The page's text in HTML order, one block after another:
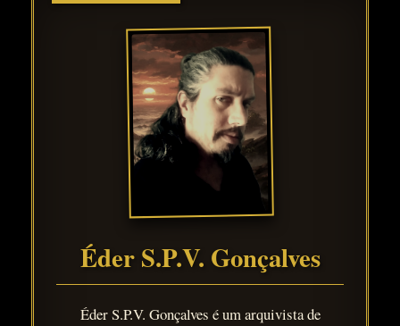
Éder S.P.V. Gonçalves
Éder S.P.V. Gonçalves é um arquivista de